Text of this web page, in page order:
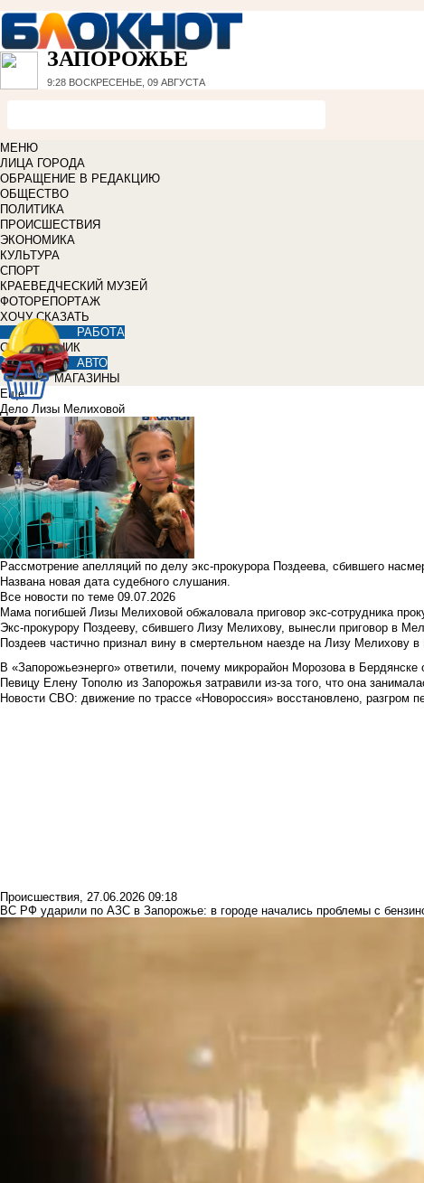
ЗАПОРОЖЬЕ
9:28 ВОСКРЕСЕНЬЕ, 09 АВГУСТА
МЕНЮ
ЛИЦА ГОРОДА
ОБРАЩЕНИЕ В РЕДАКЦИЮ
ОБЩЕСТВО
ПОЛИТИКА
ПРОИСШЕСТВИЯ
ЭКОНОМИКА
КУЛЬТУРА
СПОРТ
КРАЕВЕДЧЕСКИЙ МУЗЕЙ
ФОТОРЕПОРТАЖ
ХОЧУ СКАЗАТЬ
РАБОТА
СПРАВОЧНИК
АВТО
МАГАЗИНЫ
Еще
Дело Лизы Мелиховой
Рассмотрение апелляций по делу экс-прокурора Поздеева, сбившего
Названа новая дата судебного слушания.
Все новости по теме 09.07.2026
Мама погибшей Лизы Мелиховой обжаловала приговор экс-сотрудника
Экс-прокурору Поздееву, сбившего Лизу Мелихову, вынесли приговор в
Поздеев частично признал вину в смертельном наезде на Лизу Мелихову
В «Запорожьеэнерго» ответили, почему микрорайон Морозова в Бердянске
Певицу Елену Тополю из Запорожья затравили из-за того, что она
Новости СВО: движение по трассе «Новороссия» восстановлено, разгром
Происшествия, 27.06.2026 09:18
ВС РФ ударили по АЗС в Запорожье: в городе начались проблемы с